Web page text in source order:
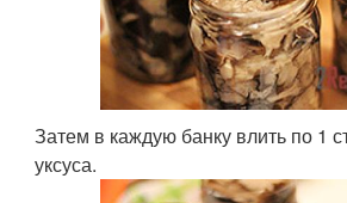
Затем в каждую банку влить по 1
уксуса.